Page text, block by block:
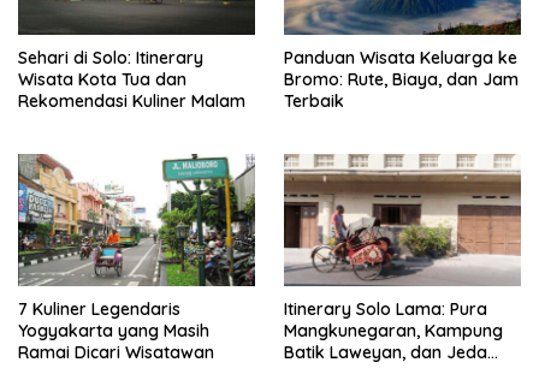
Sehari di Solo: Itinerary
Wisata Kota Tua dan
Rekomendasi Kuliner Malam
Panduan Wisata Keluarga ke
Bromo: Rute, Biaya, dan Jam
Terbaik
7 Kuliner Legendaris
Yogyakarta yang Masih
Ramai Dicari Wisatawan
Itinerary Solo Lama: Pura
Mangkunegaran, Kampung
Batik Laweyan, dan Jeda